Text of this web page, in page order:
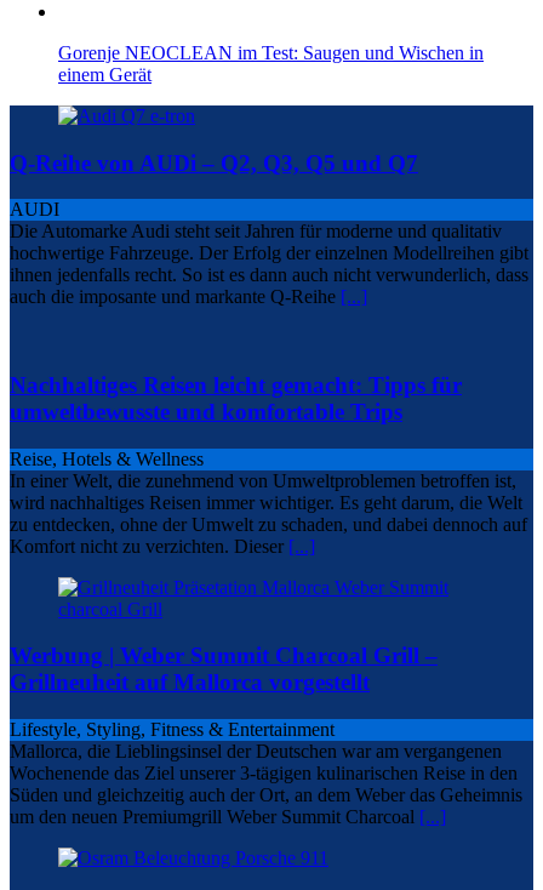
Gorenje NEOCLEAN im Test: Saugen und Wischen in
einem Gerät
Q-Reihe von AUDi – Q2, Q3, Q5 und Q7
AUDI
Die Automarke Audi steht seit Jahren für moderne und qualitativ
hochwertige Fahrzeuge. Der Erfolg der einzelnen Modellreihen gibt
ihnen jedenfalls recht. So ist es dann auch nicht verwunderlich, dass
auch die imposante und markante Q-Reihe [...]
Nachhaltiges Reisen leicht gemacht: Tipps für
umweltbewusste und komfortable Trips
Reise, Hotels & Wellness
In einer Welt, die zunehmend von Umweltproblemen betroffen ist,
wird nachhaltiges Reisen immer wichtiger. Es geht darum, die Welt
zu entdecken, ohne der Umwelt zu schaden, und dabei dennoch auf
Komfort nicht zu verzichten. Dieser [...]
Werbung | Weber Summit Charcoal Grill –
Grillneuheit auf Mallorca vorgestellt
Lifestyle, Styling, Fitness & Entertainment
Mallorca, die Lieblingsinsel der Deutschen war am vergangenen
Wochenende das Ziel unserer 3-tägigen kulinarischen Reise in den
Süden und gleichzeitig auch der Ort, an dem Weber das Geheimnis
um den neuen Premiumgrill Weber Summit Charcoal [...]